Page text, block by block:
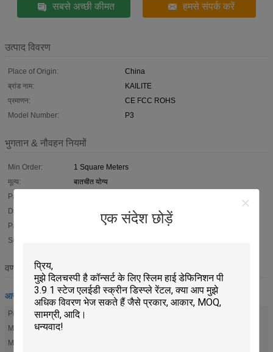
एक संदेश छोड़ें
सबसे अच्छी कीमत हमसे संपर्क करें
उत्पाद विवरण
Place of Origin:
China
ब्रांड नाम:
KAILITE
प्रमाणन:
CE FCC ROHS
Model Number:
P3
भुगतान & नौवहन नियमों
Min Order:
1 Square Meters
मूल्य:
बातचीत योग्य
Packaging:
Delivery Time:
Payment Terms:
T/T, L/C, D/A, D/P, Western Union, MoneyGram
Supply Ability:
वर्णन
आरजीबी एलईडी स्क्रीन
Pixel Pitch:
Module size:
Module resolution: